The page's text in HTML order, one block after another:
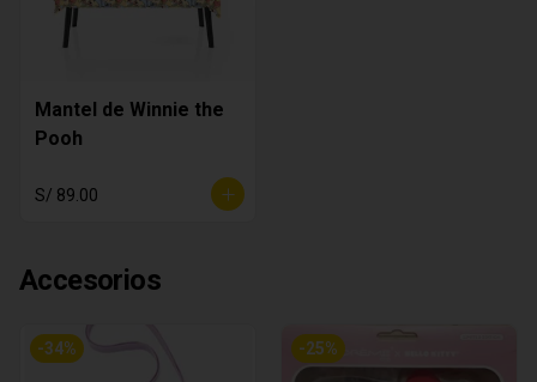
Mantel de Winnie the
Pooh
S/ 89.00
Accesorios
-34% -25%